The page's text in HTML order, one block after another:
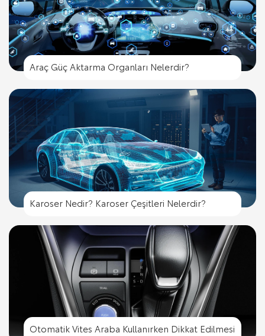
Araç Güç Aktarma Organları Nelerdir?
Karoser Nedir? Karoser Çeşitleri Nelerdir?
Otomatik Vites Araba Kullanırken Dikkat Edilmesi